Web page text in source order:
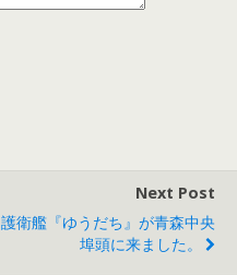
Next Post
護衛艦『ゆうだち』が青森中央
埠頭に来ました。